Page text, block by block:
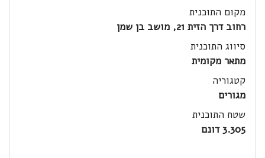
מקום התוכנית
רחוב דרך הזית 21, מושב בן שמן
סיווג התוכנית
מתאר מקומית
קטגוריה
מגורים
שטח התוכנית
3.305 דונם